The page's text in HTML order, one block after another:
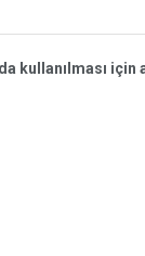
kullanılması